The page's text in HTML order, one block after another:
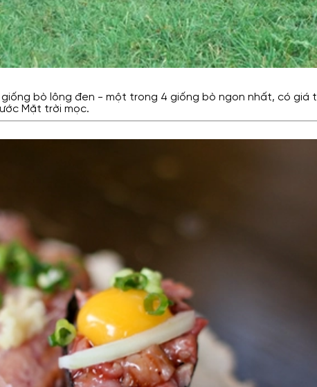
bò lông đen - một trong 4 giống bò ngon nhất, có giá
Mặt trời mọc.